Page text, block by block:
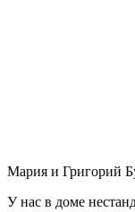
Мария и Григорий
У нас в доме